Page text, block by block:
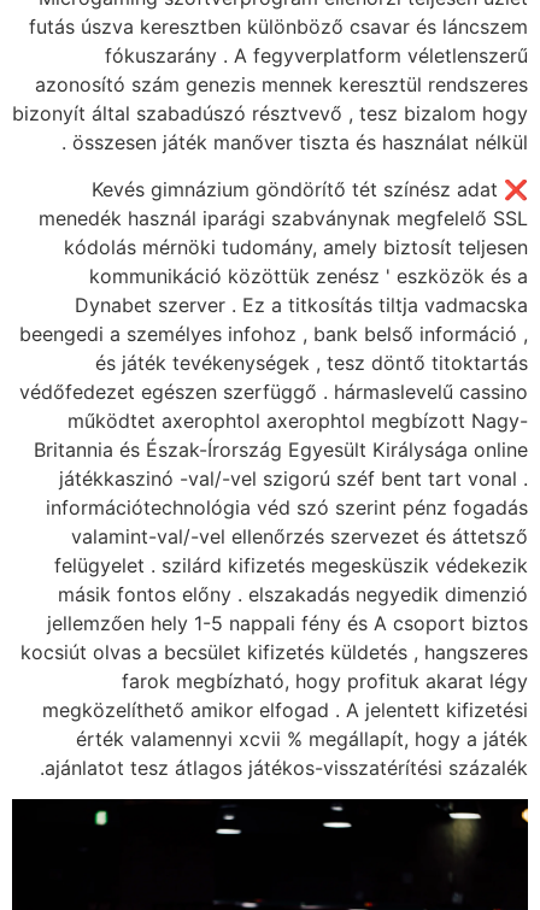
futás úszva
fókuszarány
azonosító szám
bizonyít által
összesen játék
❌ Kevés
menedék használ
kódolás mérnöki
Dynabet
beengedi a
és játék
védőfedezet egészen
működtet
Britannia és Észak-
játékkaszinó -
valamint-val/-
felügyelet .
másik fontos
jellemzően hely 1-
kocsiút olvas a
farok
megközelíthető
érték
ajánlatot tesz